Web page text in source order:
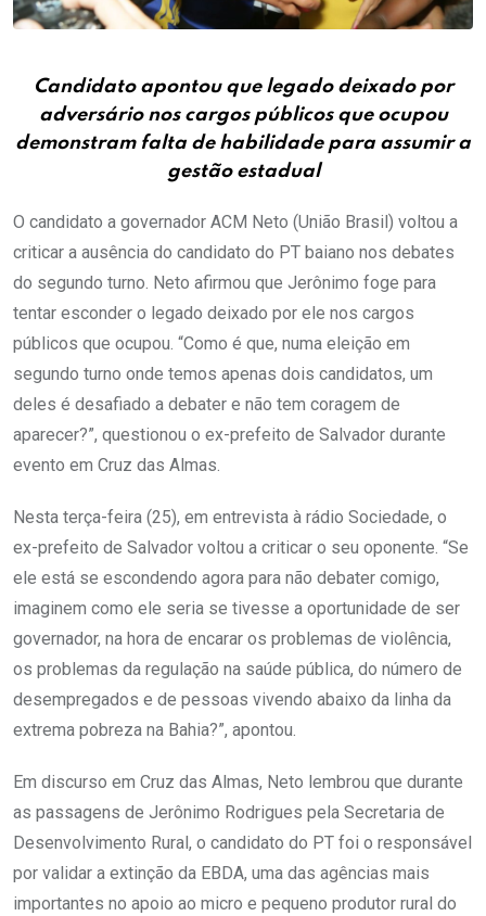
Candidato apontou que legado deixado por
adversário nos cargos públicos que ocupou
demonstram falta de habilidade para assumir a
gestão estadual
O candidato a governador ACM Neto (União Brasil) voltou a
criticar a ausência do candidato do PT baiano nos debates
do segundo turno. Neto afirmou que Jerônimo foge para
tentar esconder o legado deixado por ele nos cargos
públicos que ocupou. “Como é que, numa eleição em
segundo turno onde temos apenas dois candidatos, um
deles é desafiado a debater e não tem coragem de
aparecer?”, questionou o ex-prefeito de Salvador durante
evento em Cruz das Almas.
Nesta terça-feira (25), em entrevista à rádio Sociedade, o
ex-prefeito de Salvador voltou a criticar o seu oponente. “Se
ele está se escondendo agora para não debater comigo,
imaginem como ele seria se tivesse a oportunidade de ser
governador, na hora de encarar os problemas de violência,
os problemas da regulação na saúde pública, do número de
desempregados e de pessoas vivendo abaixo da linha da
extrema pobreza na Bahia?”, apontou.
Em discurso em Cruz das Almas, Neto lembrou que durante
as passagens de Jerônimo Rodrigues pela Secretaria de
Desenvolvimento Rural, o candidato do PT foi o responsável
por validar a extinção da EBDA, uma das agências mais
importantes no apoio ao micro e pequeno produtor rural do